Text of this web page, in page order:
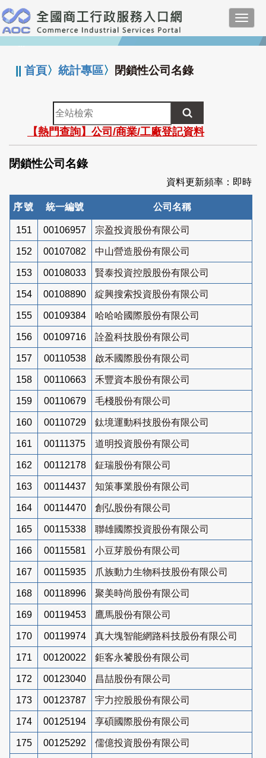
跳
到
主
要
:::
||首頁〉統計專區〉 閉鎖性公司名錄
全
站
檢
索
【熱門查詢】公司/商業/工廠登記資料
閉鎖性公司名錄
資料更新頻率：即時
序號 統一編號 公司名稱
151 00106957 宗盈投資股份有限公司
152 00107082 中山營造股份有限公司
153 00108033 賢泰投資控股股份有限公司
154 00108890 綻興搜索投資股份有限公司
155 00109384 哈哈哈國際股份有限公司
156 00109716 詮盈科技股份有限公司
157 00110538 啟禾國際股份有限公司
158 00110663 禾豐資本股份有限公司
159 00110679 毛棧股份有限公司
160 00110729 鈦境運動科技股份有限公司
161 00111375 道明投資股份有限公司
162 00112178 鉦瑞股份有限公司
163 00114437 知策事業股份有限公司
164 00114470 創弘股份有限公司
165 00115338 聯雄國際投資股份有限公司
166 00115581 小豆芽股份有限公司
167 00115935 爪族動力生物科技股份有限公司
168 00118996 聚美時尚股份有限公司
169 00119453 鷹馬股份有限公司
170 00119974 真大塊智能網路科技股份有限公司
171 00120022 鉅客永饕股份有限公司
172 00123040 昌喆股份有限公司
173 00123787 宇力控股股份有限公司
174 00125194 享碩國際股份有限公司
175 00125292 儒億投資股份有限公司